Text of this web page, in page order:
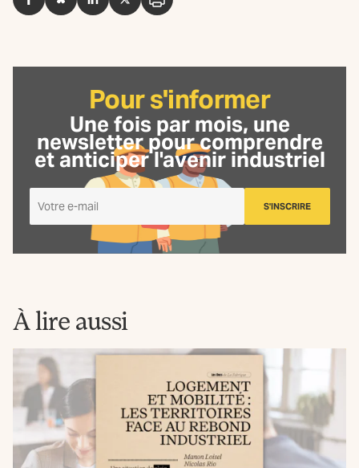
FacebookBlueSkyLinkedInTwitterImprimer
Pour s'informer
Une fois par mois, une
newsletterpour comprendre
et anticiper l'avenir industriel
m'inscris
à
S'INSCRIRE
À lire aussi